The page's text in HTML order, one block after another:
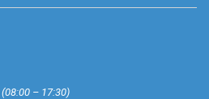
(08:00 – 17:30)